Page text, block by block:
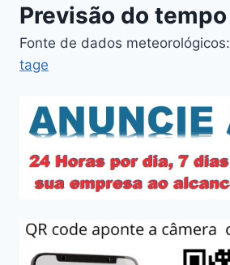
Previsão do tempo
Fonte de dados meteorológicos:
tage